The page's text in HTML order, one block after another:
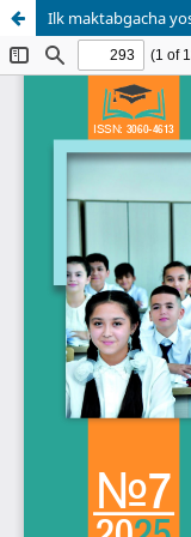
Ilk maktabgacha